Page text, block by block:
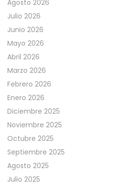
Agosto 2026
Julio 2026
Junio 2026
Mayo 2026
Abril 2026
Marzo 2026
Febrero 2026
Enero 2026
Diciembre 2025
Noviembre 2025
Octubre 2025
Septiembre 2025
Agosto 2025
Julio 2025